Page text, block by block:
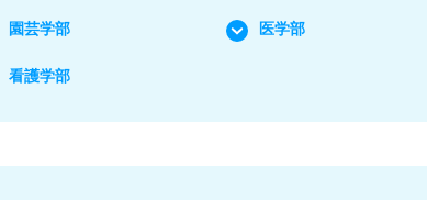
園芸学部 医学部
看護学部